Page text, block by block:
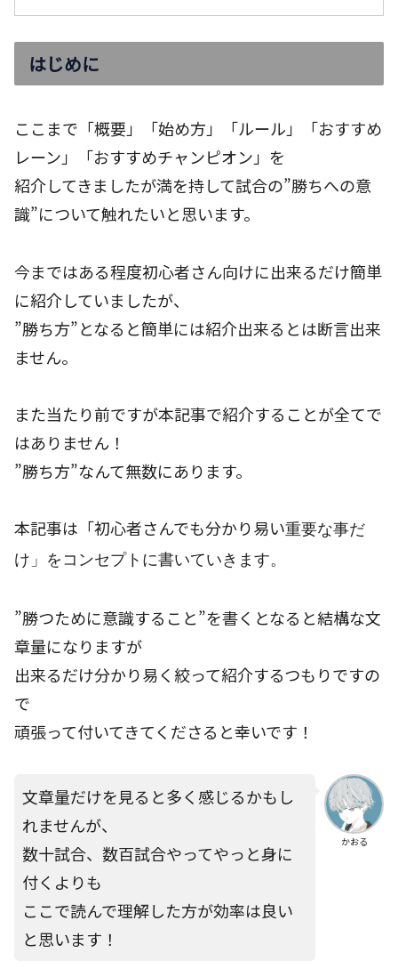
はじめに
ここまで「概要」「始め方」「ルール」「おすすめ
レーン」「おすすめチャンピオン」を
紹介してきましたが満を持して試合の”勝ちへの意
識”について触れたいと思います。
今まではある程度初心者さん向けに出来るだけ簡単
に紹介していましたが、
”勝ち方”となると簡単には紹介出来るとは断言出来
ません。
また当たり前ですが本記事で紹介することが全てで
はありません！
”勝ち方”なんて無数にあります。
本記事は「初心者さんでも分かり易い重要な事だ
け 」をコンセプトに書いていきます。
”勝つために意識すること”を書くとなると結構な文
章量になりますが
出来るだけ分かり易く絞って紹介するつもりですの
で
頑張って付いてきてくださると幸いです！
かおる
文章量だけを見ると多く感じるかもし
れませんが、
数十試合、数百試合やってやっと身に
付くよりも
ここで読んで理解した方が効率は良い
と思います！